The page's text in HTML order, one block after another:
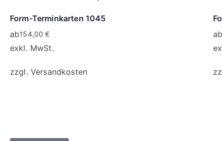
Form-Terminkarten 1045
ab154,00€
exkl. MwSt.
zzgl. Versandkosten